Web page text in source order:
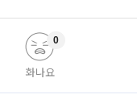
화나요
0